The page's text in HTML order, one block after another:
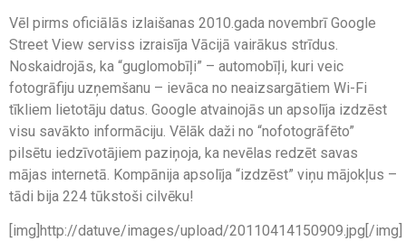
Vēl pirms oficiālās izlaišanas 2010.gada novembrī Google
Street View serviss izraisīja Vācijā vairākus strīdus.
Noskaidrojās, ka “guglomobīļi” – automobīļi, kuri veic
fotogrāfiju uzņemšanu – ievāca no neaizsargātiem Wi-Fi
tīkliem lietotāju datus. Google atvainojās un apsolīja izdzēst
visu savākto informāciju. Vēlāk daži no “nofotogrāfēto”
pilsētu iedzīvotājiem paziņoja, ka nevēlas redzēt savas
mājas internetā. Kompānija apsolīja “izdzēst” viņu mājokļus –
tādi bija 224 tūkstoši cilvēku!
[img]http://datuve/images/upload/20110414150909.jpg[/img]